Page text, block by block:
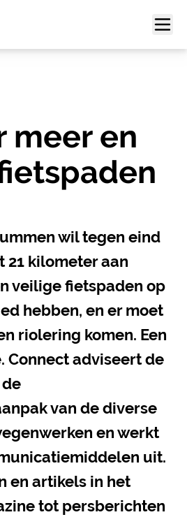
meer en
wil tegen eind
t 21 kilometer aan
veilige fietspaden op
hebben, en er moet
riolering komen. Een
Connect adviseert de
van de diverse
en werkt
uit.
en artikels in het
tot persberichten